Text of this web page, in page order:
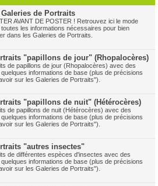
de Portraits
AVANT DE POSTER ! Retrouvez ici le mode
les informations nécessaires pour bien
dans les Galeries de Portraits.
"papillons de jour" (Rhopalocères)
de papillons de jour (Rhopalocères) avec des
informations de base (plus de précisions
sur les Galeries de Portraits").
"papillons de nuit" (Hétérocères)
de papillons de nuit (Hétérocères) avec des
informations de base (plus de précisions
sur les Galeries de Portraits").
"autres insectes"
de différentes espèces d'insectes avec des
informations de base (plus de précisions
sur les Galeries de Portraits").